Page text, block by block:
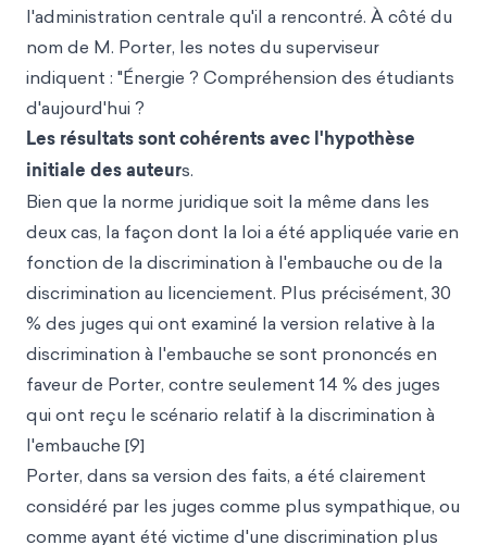
l'administration centrale qu'il a rencontré. À côté du
nom de M. Porter, les notes du superviseur
indiquent : "Énergie ? Compréhension des étudiants
d'aujourd'hui ?
Les résultats sont cohérents avec l'hypothèse
initiale des auteurs.
Bien que la norme juridique soit la même dans les
deux cas, la façon dont la loi a été appliquée varie en
fonction de la discrimination à l'embauche ou de la
discrimination au licenciement. Plus précisément, 30
% des juges qui ont examiné la version relative à la
discrimination à l'embauche se sont prononcés en
faveur de Porter, contre seulement 14 % des juges
qui ont reçu le scénario relatif à la discrimination à
l'embauche [9]
Porter, dans sa version des faits, a été clairement
considéré par les juges comme plus sympathique, ou
comme ayant été victime d'une discrimination plus